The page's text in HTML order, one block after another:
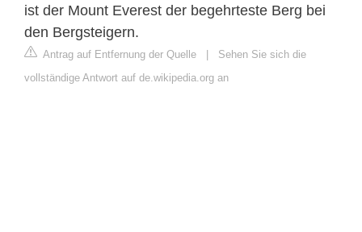
ist der Mount Everest der begehrteste Berg bei
den Bergsteigern.
Antrag auf Entfernung der Quelle
Sehen Sie sich die
vollständige Antwort auf de.wikipedia.org an